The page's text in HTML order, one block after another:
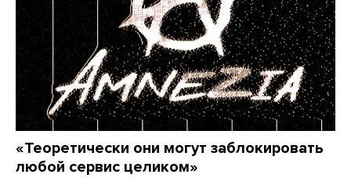
«Теоретически они могут заблокировать
любой сервис целиком»